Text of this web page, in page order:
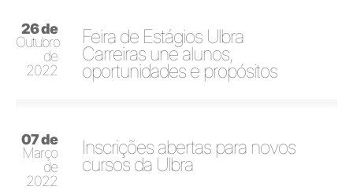
26 de
Outubro
de
2022
Feira de Estágios Ulbra
Carreiras une alunos,
oportunidades e propósitos
07 de
Março
de
2022
Inscrições abertas para novos
cursos da Ulbra